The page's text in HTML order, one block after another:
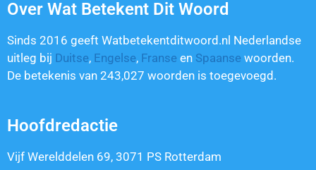
Over Wat Betekent Dit Woord
Sinds 2016 geeft Watbetekentditwoord.nl Nederlandse
uitleg bij Duitse, Engelse, Franse en Spaanse woorden.
De betekenis van 243,027 woorden is toegevoegd.
Hoofdredactie
Vijf Werelddelen 69, 3071 PS Rotterdam